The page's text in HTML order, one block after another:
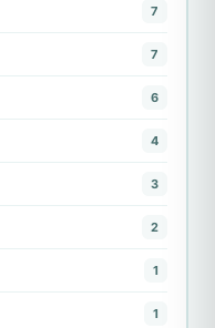
7
7
6
4
3
2
1
1